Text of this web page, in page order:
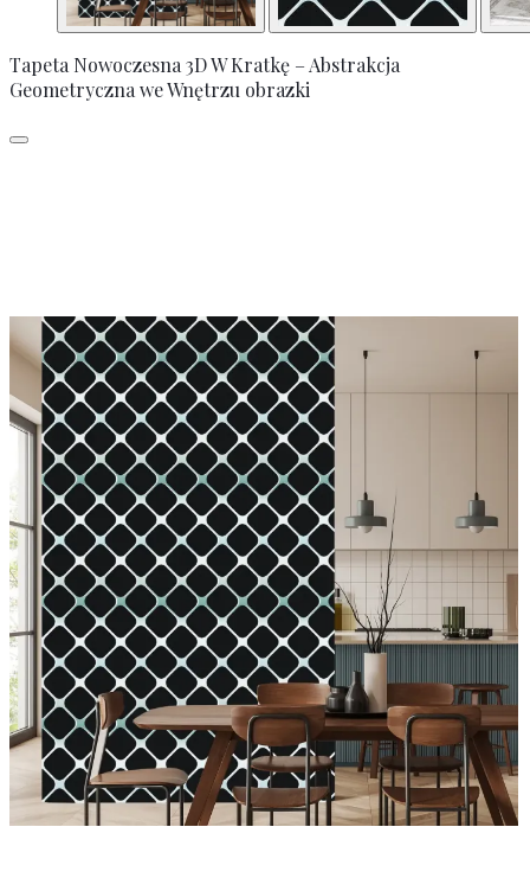
Tapeta Nowoczesna 3D W Kratkę – Abstrakcja
Geometryczna we Wnętrzu obrazki